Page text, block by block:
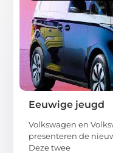
Eeuwige jeugd
Volkswagen en
presenteren de
Deze twee